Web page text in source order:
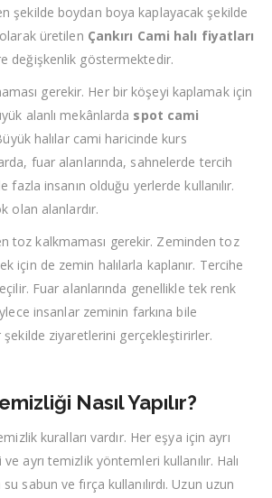
şekilde boydan boya kaplayacak şekilde
üretilen Çankırı Cami halı fiyatları
değişkenlik göstermektedir.
gerekir. Her bir köşeyi kaplamak için
alanlı mekânlarda spot cami
halılar cami haricinde kurs
fuar alanlarında, sahnelerde tercih
fazla insanın olduğu yerlerde kullanılır.
olan alanlardır.
toz kalkmaması gerekir. Zeminden toz
için de zemin halılarla kaplanır. Tercihe
Fuar alanlarında genellikle tek renk
insanlar zeminin farkına bile
şekilde ziyaretlerini gerçekleştirirler.
Nasıl Yapılır?
kuralları vardır. Her eşya için ayrı
ayrı temizlik yöntemleri kullanılır. Halı
sabun ve fırça kullanılırdı. Uzun uzun